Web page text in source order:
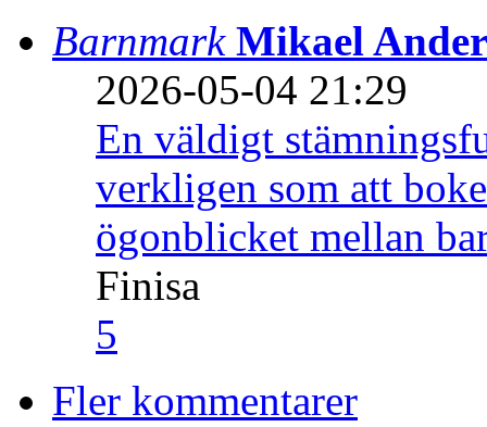
Barnmark Mikael
2026-05-04 21:29
En väldigt
verkligen som att
ögonblicket mellan
Finisa
5
Fler kommentarer